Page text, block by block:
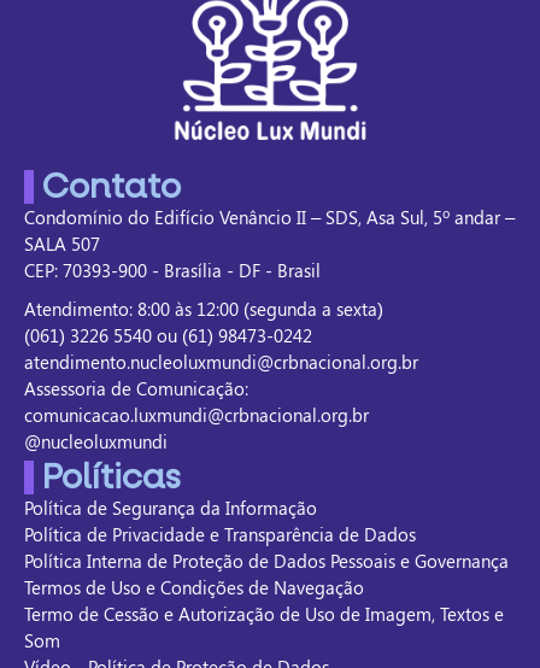
Contato
Condomínio do Edifício Venâncio II – SDS, Asa Sul, 5º andar –
SALA 507
CEP: 70393-900 - Brasília - DF - Brasil
Atendimento: 8:00 às 12:00 (segunda a sexta)
(061) 3226 5540 ou (61) 98473-0242
atendimento.nucleoluxmundi@crbnacional.org.br
Assessoria de Comunicação:
comunicacao.luxmundi@crbnacional.org.br
@nucleoluxmundi
Políticas
Política de Segurança da Informação
Política de Privacidade e Transparência de Dados
Política Interna de Proteção de Dados Pessoais e Governança
Termos de Uso e Condições de Navegação
Termo de Cessão e Autorização de Uso de Imagem, Textos e
Som